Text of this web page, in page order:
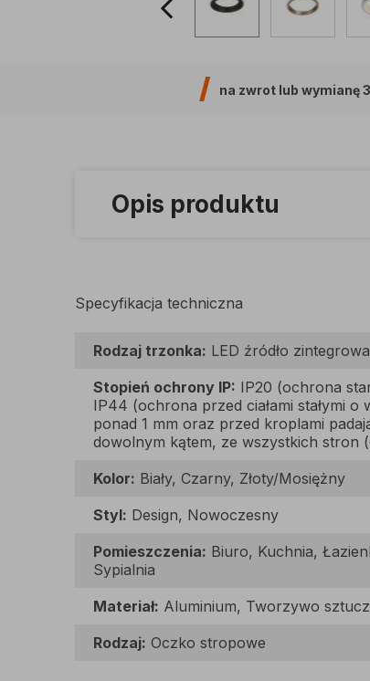
na zwrot lub wymianę
Opis produktu
Specyfikacja techniczna
Rodzaj trzonka: LED źródło
Stopień ochrony IP: IP20 (ochrona
IP44 (ochrona przed ciałami stałymi o
ponad 1 mm oraz przed kroplami
dowolnym kątem, ze wszystkich stron
Kolor: Biały, Czarny, Złoty/Mosiężny
Styl: Design, Nowoczesny
Pomieszczenia: Biuro, Kuchnia,
Sypialnia
Materiał: Aluminium, Tworzywo
Rodzaj: Oczko stropowe